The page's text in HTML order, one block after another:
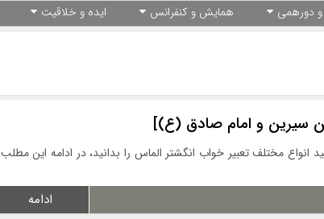
دورهمی همایش و کنفرانس ایده و خلاقیت
سیرین و امام صادق (ع)]
انواع مختلف تعبیر خواب انگشتر الماس را بدانید، در ادامه این مطلب
ادامه